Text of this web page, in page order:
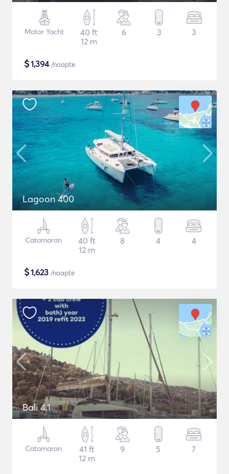
Motor Yacht
40 ft
12 m
6 3 3
$1,394/noapte
Lagoon 400
Catamaran
40 ft
12 m
8 4 4
$1,623 /noapte
Bali 4.1
Catamaran
41 ft
12 m
9 5 7